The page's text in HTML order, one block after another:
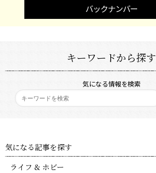
バックナンバー
キーワードから探す
気になる情報を検索
気になる記事を探す
ライフ & ホビー